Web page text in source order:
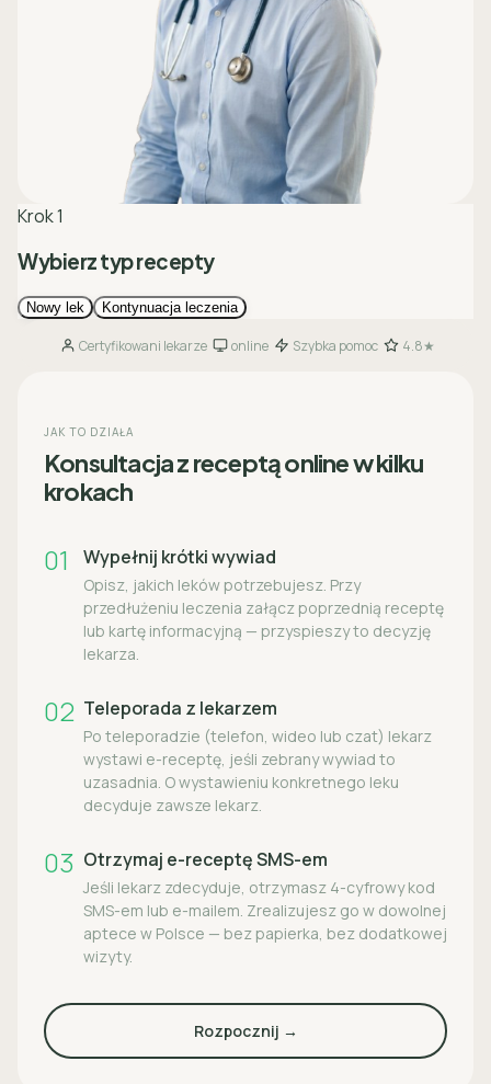
Certyfikowani lekarze· online· Szybka pomoc· 4.8★
JAK TO DZIAŁA
Konsultacja z receptą online w kilku
krokach
01 Wypełnij krótki wywiad
Opisz, jakich leków potrzebujesz. Przy
przedłużeniu leczenia załącz poprzednią receptę
lub kartę informacyjną — przyspieszy to decyzję
lekarza.
02 Teleporada z lekarzem
Po teleporadzie (telefon, wideo lub czat) lekarz
wystawi e-receptę, jeśli zebrany wywiad to
uzasadnia. O wystawieniu konkretnego leku
decyduje zawsze lekarz.
03 Otrzymaj e-receptę SMS-em
Jeśli lekarz zdecyduje, otrzymasz 4-cyfrowy kod
SMS-em lub e-mailem. Zrealizujesz go w dowolnej
aptece w Polsce — bez papierka, bez dodatkowej
wizyty.
Rozpocznij →